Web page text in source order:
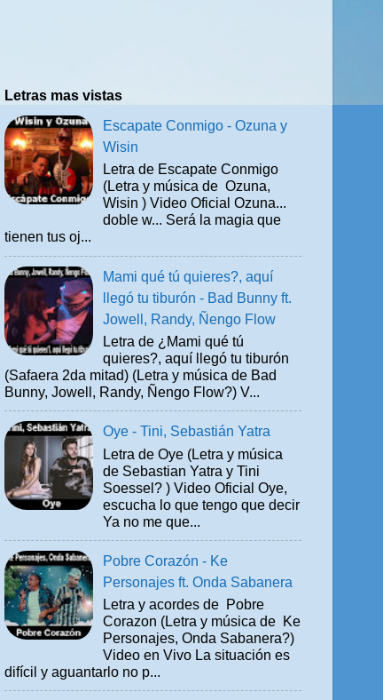
Letras mas vistas
Escapate Conmigo - Ozuna y
Wisin
Letra de Escapate Conmigo
(Letra y música de Ozuna,
Wisin ) Video Oficial Ozuna...
doble w... Será la magia que
tienen tus oj...
Mami qué tú quieres?, aquí
llegó tu tiburón - Bad Bunny ft.
Jowell, Randy, Ñengo Flow
Letra de ¿Mami qué tú
quieres?, aquí llegó tu tiburón
(Safaera 2da mitad) (Letra y música de Bad
Bunny, Jowell, Randy, Ñengo Flow?) V...
Oye - Tini, Sebastián Yatra
Letra de Oye (Letra y música
de Sebastian Yatra y Tini
Soessel? ) Video Oficial Oye,
escucha lo que tengo que decir
Ya no me que...
Pobre Corazón - Ke
Personajes ft. Onda Sabanera
Letra y acordes de Pobre
Corazon (Letra y música de Ke
Personajes, Onda Sabanera?)
Video en Vivo La situación es
difícil y aguantarlo no p...